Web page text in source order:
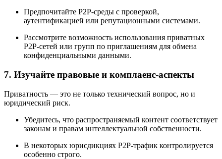
Предпочитайте P2P-среды с проверкой,
аутентификацией или репутационными системами.
Рассмотрите возможность использования приватных
P2P-сетей или групп по приглашениям для обмена
конфиденциальными данными.
7. Изучайте правовые и комплаенс-аспекты
Приватность — это не только технический вопрос, но и
юридический риск.
Убедитесь, что распространяемый контент соответствует
законам и правам интеллектуальной собственности.
В некоторых юрисдикциях P2P-трафик контролируется
особенно строго.